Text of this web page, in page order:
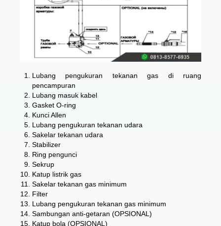
Lubang pengukuran tekanan gas di ruang
pencampuran
Lubang masuk kabel
Gasket O-ring
Kunci Allen
Lubang pengukuran tekanan udara
Sakelar tekanan udara
Stabilizer
Ring pengunci
Sekrup
Katup listrik gas
Sakelar tekanan gas minimum
Filter
Lubang pengukuran tekanan gas minimum
Sambungan anti-getaran (OPSIONAL)
Katup bola (OPSIONAL)